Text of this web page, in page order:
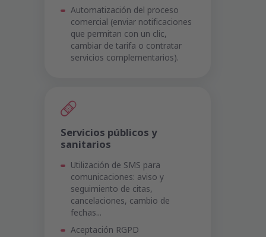
Automatización del proceso
comercial (enviar notificaciones
que permitan con un clic,
cambiar de tarifa o contratar
servicios complementarios).
Servicios públicos y
sanitarios
Utilización de SMS para
comunicaciones: aviso y
seguimiento de citas,
cancelaciones, cambio de
fechas...
Aceptación RGPD